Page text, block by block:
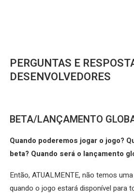
PERGUNTAS E
DESENVOLVEDORES
BETA/LANÇAMENTO
Quando poderemos jogar o jogo?
beta? Quando será o lançamento
Então, ATUALMENTE, não temos
quando o jogo estará disponível para